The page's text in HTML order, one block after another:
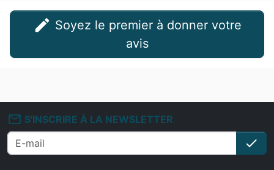
edit
avis
mail_outline S'INSCRIRE À LA NEWSLETTER
check